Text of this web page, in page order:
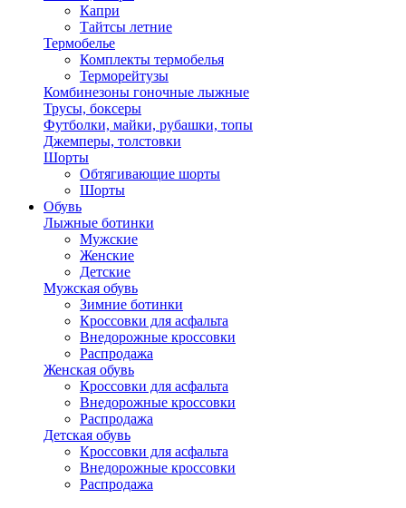
Капри
Тайтсы летние
Термобелье
Комплекты термобелья
Терморейтузы
Комбинезоны гоночные лыжные
Трусы, боксеры
Футболки, майки, рубашки, топы
Джемперы, толстовки
Шорты
Обтягивающие шорты
Шорты
Обувь
Лыжные ботинки
Мужские
Женские
Детские
Мужская обувь
Зимние ботинки
Кроссовки для асфальта
Внедорожные кроссовки
Распродажа
Женская обувь
Кроссовки для асфальта
Внедорожные кроссовки
Распродажа
Детская обувь
Кроссовки для асфальта
Внедорожные кроссовки
Распродажа